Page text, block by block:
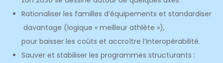
Rationaliser les familles d’équipements et standardiser
davantage (logique « meilleur athlète »),
pour baisser les coûts et accroître l’interopérabilité.
Sauver et stabiliser les programmes structurants :